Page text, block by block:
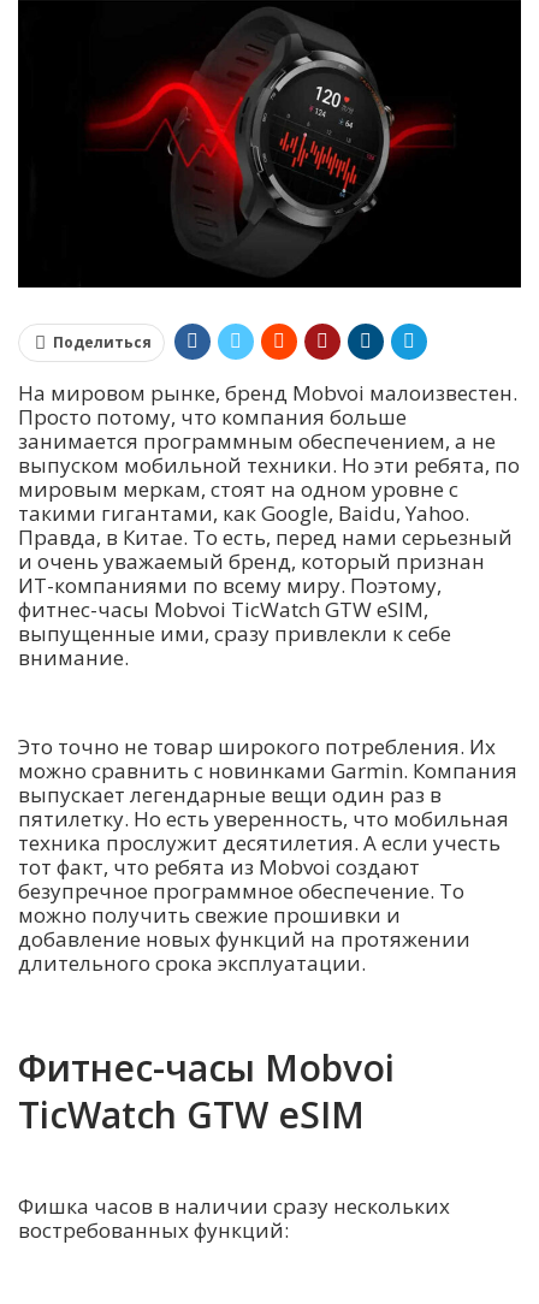
Поделиться
На мировом рынке, бренд Mobvoi малоизвестен.
Просто потому, что компания больше
занимается программным обеспечением, а не
выпуском мобильной техники. Но эти ребята, по
мировым меркам, стоят на одном уровне с
такими гигантами, как Google, Baidu, Yahoo.
Правда, в Китае. То есть, перед нами серьезный
и очень уважаемый бренд, который признан
ИТ-компаниями по всему миру. Поэтому,
фитнес-часы Mobvoi TicWatch GTW eSIM,
выпущенные ими, сразу привлекли к себе
внимание.
Это точно не товар широкого потребления. Их
можно сравнить с новинками Garmin. Компания
выпускает легендарные вещи один раз в
пятилетку. Но есть уверенность, что мобильная
техника прослужит десятилетия. А если учесть
тот факт, что ребята из Mobvoi создают
безупречное программное обеспечение. То
можно получить свежие прошивки и
добавление новых функций на протяжении
длительного срока эксплуатации.
Фитнес-часы Mobvoi
TicWatch GTW eSIM
Фишка часов в наличии сразу нескольких
востребованных функций: